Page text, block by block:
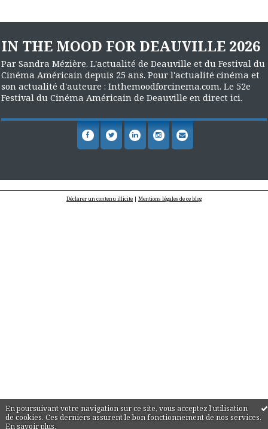
En poursuivant votre navigation sur ce site, vous acceptez l'utilisation
de cookies. Ces derniers assurent le bon fonctionnement de nos services.
En savoir plus.
IN THE MOOD FOR DEAUVILLE 2026
Par Sandra Mézière. L'actualité de Deauville et du Festival du
Cinéma Américain depuis 25 ans. Pour l'actualité cinéma et
son actualité d'auteure : Inthemoodforcinema.com. Le 52e
Festival du Cinéma Américain de Deauville en direct ici.
Déclarer un contenu illicite | Mentions légales de ce blog